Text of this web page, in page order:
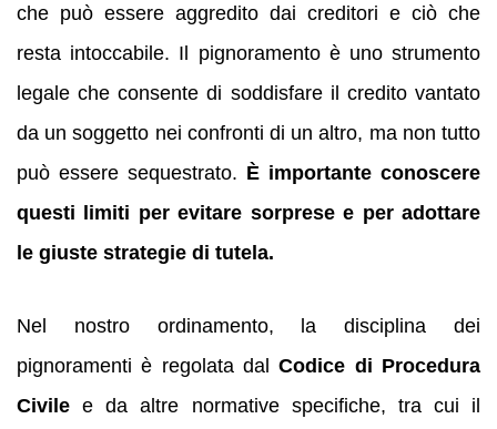
che può essere aggredito dai creditori e ciò che
resta intoccabile. Il pignoramento è uno strumento
legale che consente di soddisfare il credito vantato
da un soggetto nei confronti di un altro, ma non tutto
può essere sequestrato. È importante conoscere
questi limiti per evitare sorprese e per adottare
le giuste strategie di tutela.
Nel nostro ordinamento, la disciplina dei
pignoramenti è regolata dalCodice di Procedura
Civile e da altre normative specifiche, tra cui il